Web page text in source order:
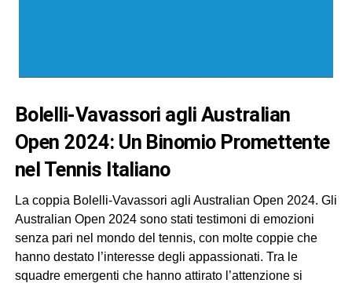
Bolelli-Vavassori agli Australian
Open 2024: Un Binomio Promettente
nel Tennis Italiano
La coppia Bolelli-Vavassori agli Australian Open 2024. Gli
Australian Open 2024 sono stati testimoni di emozioni
senza pari nel mondo del tennis, con molte coppie che
hanno destato l’interesse degli appassionati. Tra le
squadre emergenti che hanno attirato l’attenzione si